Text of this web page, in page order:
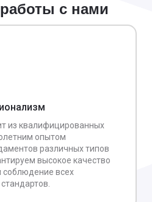
с нами
из квалифицированных
опытом
различных типов
высокое качество
соблюдение всех